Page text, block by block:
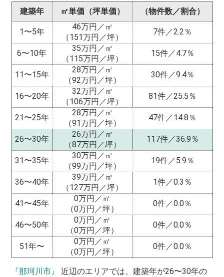
建築年
㎡単価（坪単価） （物件数／割合）
1〜5年
46万円／㎡
（151万円／坪）
7件／2.2％
6〜10年
35万円／㎡
（115万円／坪）
15件／4.7％
11〜15年
28万円／㎡
（92万円／坪）
30件／9.4％
16〜20年
32万円／㎡
（106万円／坪）
81件／25.5％
21〜25年
28万円／㎡
（91万円／坪）
47件／14.8％
26〜30年
26万円／㎡
（87万円／坪）
117件／36.9％
31〜35年
30万円／㎡
（99万円／坪）
19件／5.9％
36〜40年
39万円／㎡
（127万円／坪）
1件／0.3％
41〜45年
0万円／㎡
（0万円／坪）
0件／0.0％
46〜50年
0万円／㎡
（0万円／坪）
0件／0.0％
51年〜
0万円／㎡
（0万円／坪）
0件／0.0％
『那珂川市』
近辺のエリアでは、建築年が26〜30年の